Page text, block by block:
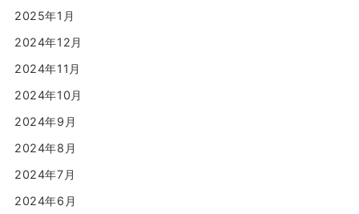
2025年1月
2024年12月
2024年11月
2024年10月
2024年9月
2024年8月
2024年7月
2024年6月